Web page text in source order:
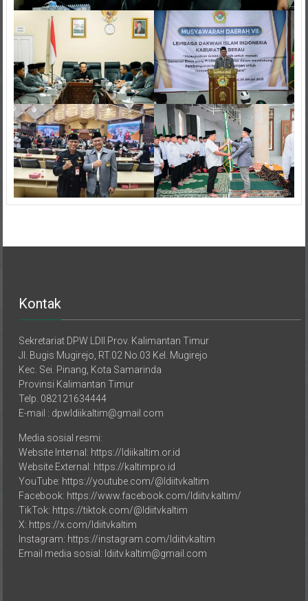
Jl. Bugis Mugirejo, RT.02 No.03 Kel. Mugirejo
Kec. Sei. Pinang, Kota Samarinda
Provinsi Kalimantan Timur
Telp. 082121634444
E-mail : dpwldiikaltim@gmail.com
Website Internal: https://ldiikaltim.or.id
Website External: https://kaltimpro.id
YouTube: https://youtube.com/@ldiitvkaltim
Facebook: https://www.facebook.com/ldiitv.kaltim/
TikTok: https://tiktok.com/@ldiitvkaltim
X: https://x.com/ldiitvkaltim
Instagram: https://instagram.com/ldiitvkaltim
Email media sosial: ldiitv.kaltim@gmail.com